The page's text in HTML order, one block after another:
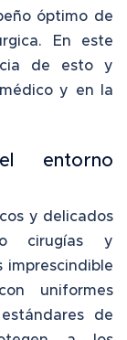
óptimo de
En este
de esto y
y en la
entorno
y delicados
cirugías y
imprescindible
uniformes
de